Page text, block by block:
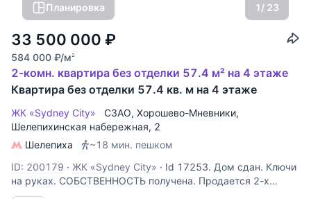
Планировка 1/ 23
33 500 000 ₽
584 000 ₽/м2
2-комн. квартира без отделки 57.4 м² на 4 этаже
Квартира без отделки 57.4 кв. м на 4 этаже
ЖК «Sydney City» СЗАО, Хорошево-Мневники,
Шелепихинская набережная, 2
Шелепиха
~18 мин. пешком
ID: 200179 · ЖК «Sydney City» · Id 17253. Дом сдан. Ключи
на руках. СОБСТВЕННОСТЬ получена. Продается 2-х
комнатная квартира в ЖК "Sydney City" бизнес-класса по